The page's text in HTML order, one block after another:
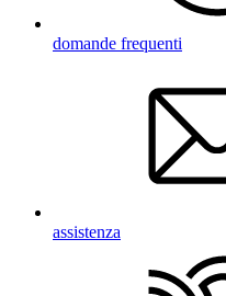
domande frequenti
assistenza